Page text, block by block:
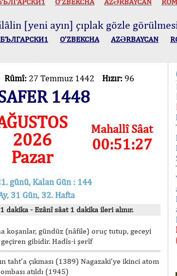
[yeni ayın] çıplak gözle
БЪЛГАРСКИ1 O’ZBEKCHA AZӘRBAYCAN
Rûmî: 27 Temmuz 1442 Hızır: 96
1448
2026
Pazar
Mahallî Sâat
00:51:27
günü, Kalan Gün : 144
31 Gün, 32. Hafta
dakika - Ezânî sâat 1 dakika ileri alınır.
koşanlar, gündüz (nâfile) oruç tutup, geceyi
gibidir. Hadîs-i şerîf
taht’a çıkması (1389) Nagazaki’ye ikinci atom
atıldı (1945)